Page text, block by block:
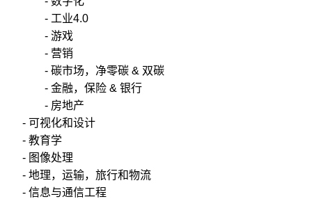
- 工业4.0
- 游戏
- 营销
- 碳市场，净零碳 & 双碳
- 金融，保险 & 银行
- 房地产
- 可视化和设计
- 教育学
- 图像处理
- 地理，运输，旅行和物流
- 信息与通信工程